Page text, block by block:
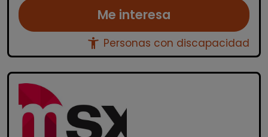
Me interesa
accessibility_new Personas con discapacidad